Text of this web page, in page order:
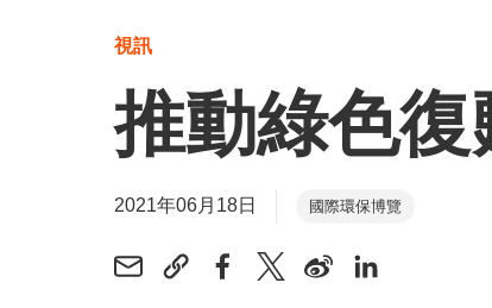
視訊
推動綠色復
2021年06月18日 國際環保博覽